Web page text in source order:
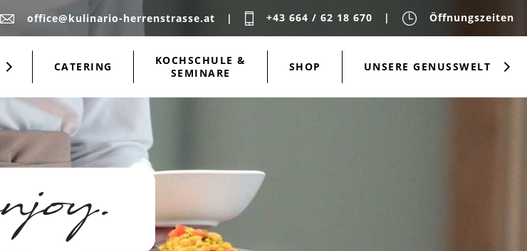
office@kulinario-herrenstrasse.at +43 664 / 62 18 670 Öffnungszeiten
CATERING
KOCHSCHULE &
SEMINARE
SHOP UNSERE GENUSSWELT